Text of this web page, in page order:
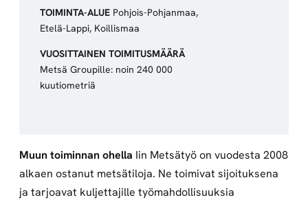
TOIMINTA-ALUE Pohjois-Pohjanmaa,
Etelä-Lappi, Koillismaa
VUOSITTAINEN TOIMITUSMÄÄRÄ
Metsä Groupille: noin 240 000
kuutiometriä
Muun toiminnan ohella Iin Metsätyö on vuodesta 2008
alkaen ostanut metsätiloja. Ne toimivat sijoituksena
ja tarjoavat kuljettajille työmahdollisuuksia